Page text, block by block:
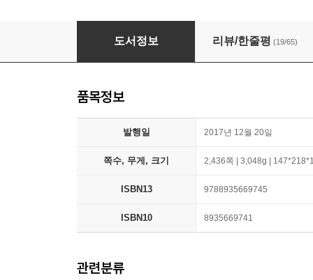
나폴리 4부작 세트
도서정보 리뷰/한줄평 (19/65)
품목정보
발행일 2017년 12월 20일
쪽수, 무게, 크기 2,436쪽 | 3,048g |
ISBN13 9788935669745
ISBN10 8935669741
관련분류